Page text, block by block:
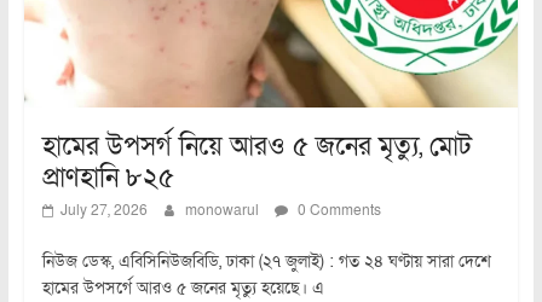
হামের উপসর্গ নিয়ে আরও ৫ জনের মৃত্যু, মোট
প্রাণহানি ৮২৫
July 27, 2026 monowarul 0 Comments
নিউজ ডেস্ক, এবিসিনিউজবিডি, ঢাকা (২৭ জুলাই) : গত ২৪ ঘণ্টায় সারা দেশে
হামের উপসর্গে আরও ৫ জনের মৃত্যু হয়েছে। এ